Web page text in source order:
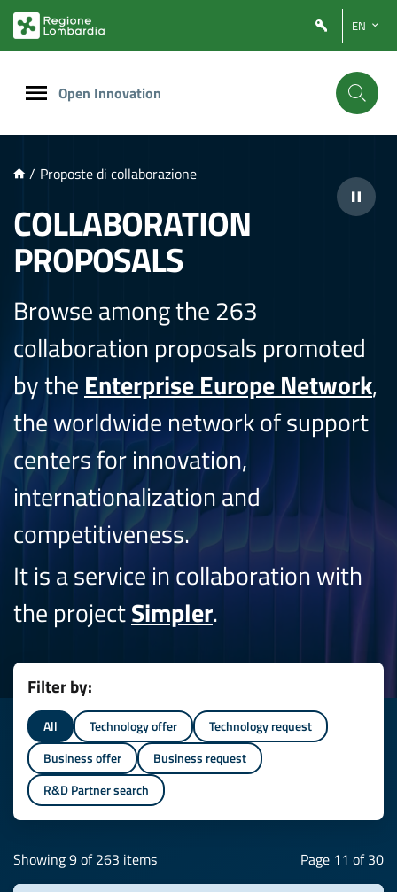
PRINCIPALE
EN
Open Innovation
/ Proposte di collaborazione
COLLABORATION
PROPOSALS
Browse among the 263
collaboration proposals promoted
by the Enterprise Europe Network,
the worldwide network of support
centers for innovation,
internationalization and
competitiveness.
It is a service in collaboration with
the projectSimpler.
Filter by:
All Technology offer
Technology request
Business offer
Business request
R&D Partner search
Showing 9 of 263 items Page 11 of 30